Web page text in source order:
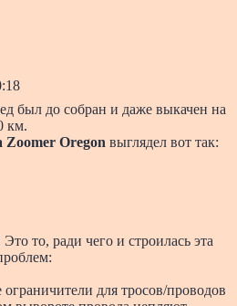
был до собран и даже выкачен на
км.
Zoomer Oregon выглядел вот так:
то, ради чего и строилась эта
для тросов/проводов